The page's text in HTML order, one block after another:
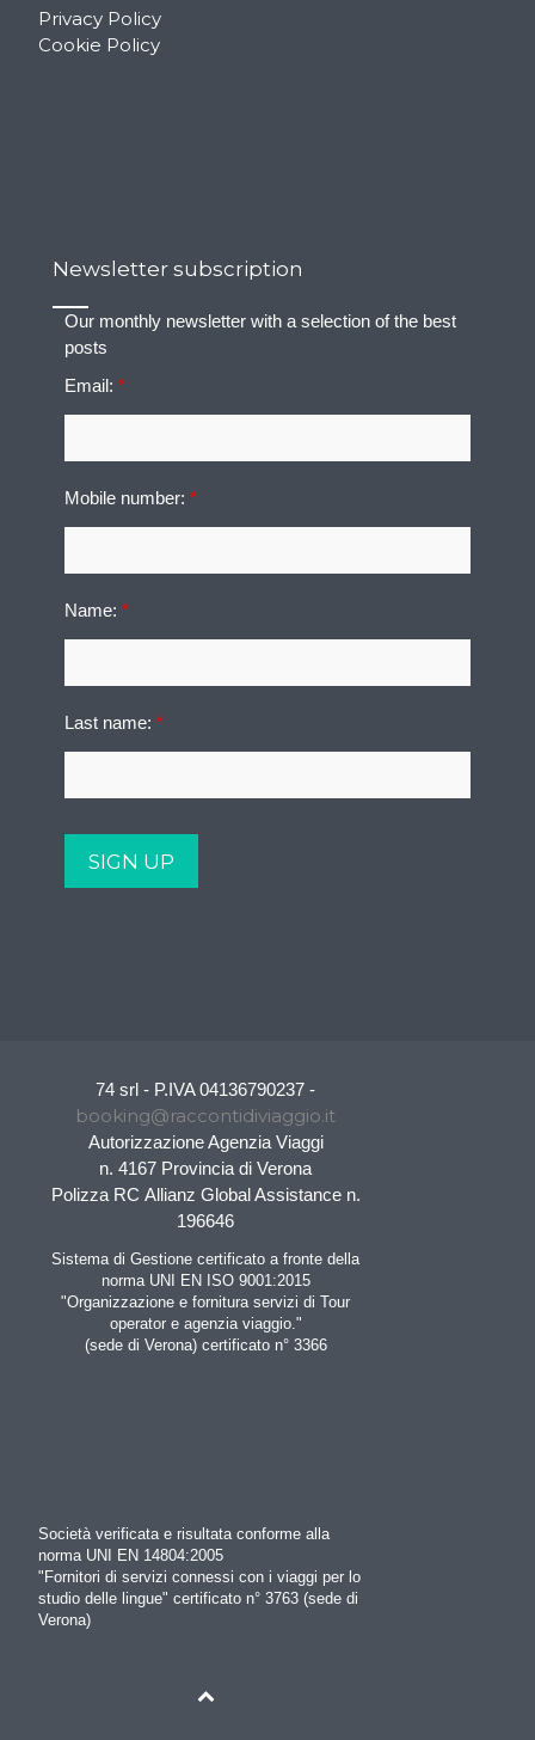
Privacy Policy
Cookie Policy
Newsletter subscription
Our monthly newsletter with a selection of the best
posts
Email:*
Mobile number:*
Name:*
Last name:*
74 srl - P.IVA 04136790237 -
booking@raccontidiviaggio.it
Autorizzazione Agenzia Viaggi
n. 4167 Provincia di Verona
Polizza RC Allianz Global Assistance n.
196646
Sistema di Gestione certificato a fronte della
norma UNI EN ISO 9001:2015
"Organizzazione e fornitura servizi di Tour
operator e agenzia viaggio."
(sede di Verona) certificato n° 3366
Società verificata e risultata conforme alla
norma UNI EN 14804:2005
"Fornitori di servizi connessi con i viaggi per lo
studio delle lingue" certificato n° 3763 (sede di
Verona)